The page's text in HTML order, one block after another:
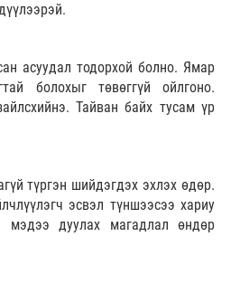
асуудал тодорхой болно. Ямар
болохыг төвөггүй ойлгоно.
Тайван байх тусам үр
түргэн шийдэгдэх эхлэх өдөр.
эсвэл түншээсээ хариу
мэдээ дуулах магадлал өндөр